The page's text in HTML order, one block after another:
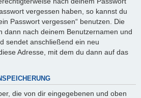
vergessen haben, so kannst du
Passwort vergessen“ benutzen. Die
dann nach deinem Benutzernamen und
sendet anschließend ein neu
Adresse, mit dem du dann auf das
die von dir eingegebenen und oben